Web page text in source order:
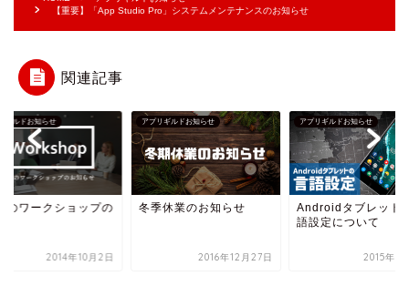
【重要】「App Studio Pro」システムメンテナンスのお知らせ
関連記事
ギルドお知らせ
のワークショップの
2014年10月2日
アプリギルドお知らせ
冬季休業のお知らせ
2016年12月27日
アプリギルドお知らせ
Androidタブレット
語設定について
2015年1